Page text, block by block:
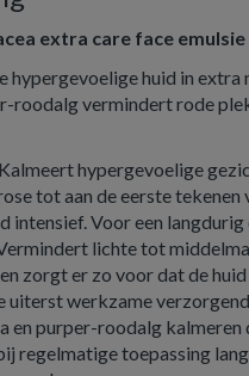
extra care face
hypergevoelige huid in extra
roodalg vermindert rode
hypergevoelige
tot aan de eerste tekenen
intensief. Voor een langdurig
lichte tot
zorgt er zo voor dat de
uiterst werkzame
en purper-roodalg kalmeren
regelmatige toepassing